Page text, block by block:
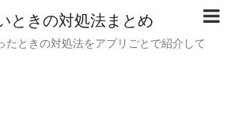
ときの対処法まとめ
たときの対処法をアプリごとで紹介して